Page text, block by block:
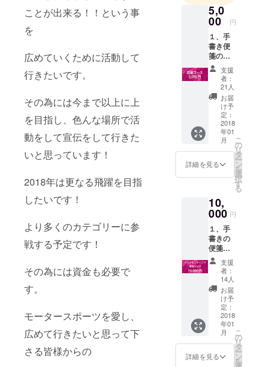
ことが出来る！！という事
を
広めていくために活動して
行きたいです。
その為には今まで以上に上
を目指し、色んな場所で活
動をして宣伝をして行きた
いと思っています！
2018年は更なる飛躍を目指
したいです！
より多くのカテゴリーに参
戦する予定です！
その為には資金も必要で
す。
モータースポーツを愛し、
広めて行きたいと思って下
さる皆様からの
5,0
00 円
１、手
書き便
箋の御
礼メッ
セージ
２、お
礼動
画：1分
程度
３、写
真3枚：
レー
サー姿
×1、
レース
クイー
×1、ラ
ンダム
×1
支援
者：
21人
お届
け予
定：
2018
年01
月
詳細を見る
こ
の
リ
タ
ー
ン
を
選
択
す
る
10,
000 円
１、手
書きの
便箋の
御礼
メッ
セージ
２、お
礼動
画：1分
程度
３、写
真3枚：
レー
サー姿
×1、
支援
者：
14人
お届
け予
定：
2018
年01
月
詳細を見る
こ
の
リ
タ
ー
ン
を